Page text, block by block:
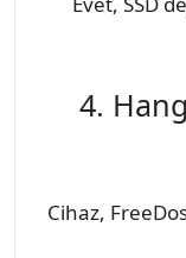
4.
Cihaz,